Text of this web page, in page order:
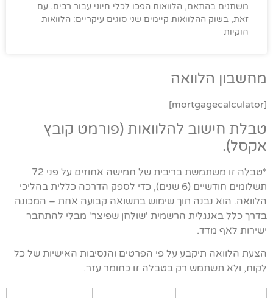
משתנים בהתאם, הלוואות הפכו לכלי חיוני עבור רבים. עם
זאת, בשוק ההלוואות קיימים שני סוגים עיקריים: הלוואות
חוקיות
מחשבון הלוואה
[mortgagecalculator]
טבלת חישוב להלוואות (פורמט קובץ
אקסל).
*טבלה זו משתמשת בריבית של חמישה אחוזים על פני 72
תשלומים חודשיים (6 שנים), כדי לספק הדרכה כללית בהליכי
הלוואה. הוא נבנה תוך שימוש בתשואה קבועה אחת – המכונה
בדרך כלל באנגלית הרשמית 'שולחן שפיצר' מבלי להתחבר
ישירות לאף מדד.
הצעת הלוואה תיקבע על פי הפרטים והנסיבות האישיות של כל
לקוח, ולא תשתמש רק בטבלה זו כחומר עזר.